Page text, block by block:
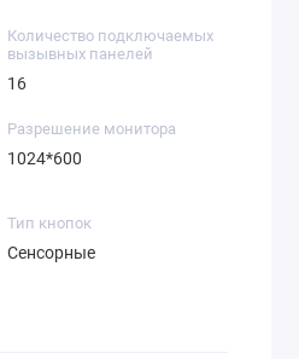
Количество подключаемых
вызывных панелей
16
Разрешение монитора
1024*600
Тип кнопок
Сенсорные